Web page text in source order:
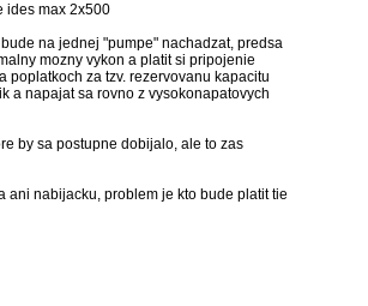
ides max 2x500
na jednej "pumpe" nachadzat, predsa
mozny vykon a platit si pripojenie
poplatkoch za tzv. rezervovanu kapacitu
a napajat sa rovno z vysokonapatovych
by sa postupne dobijalo, ale to zas
ani nabijacku, problem je kto bude platit tie